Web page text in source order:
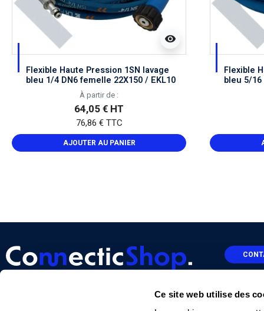
Ce site web utilise des
visibility
Flexible Haute Pression 1SN lavage
bleu 1/4 DN6 femelle 22X150 / EKL10
À partir de :
64,05 € HT
76,86 € TTC
AJOUTER AU PANIER
Flexible
bleu 5/